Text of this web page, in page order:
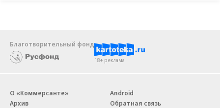
Благотворительный фонд
18+ реклама
О «Коммерсанте»
Архив
Android
Обратная связь